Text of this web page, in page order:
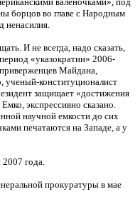
борцов во главе с Народным
ненасилия.
И не всегда, надо сказать,
«указократии» 2006-
Майдана,
ученый-конституционалист
защищает «достижения
экспрессивно сказано.
научной емкости до сих
печатаются на Западе, а у
года.
прокуратуры в мае